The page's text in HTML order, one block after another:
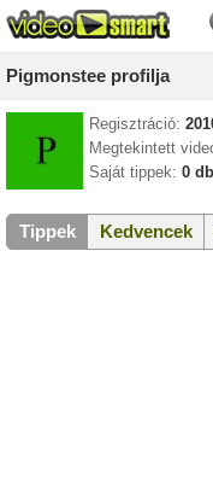
Pigmonstee profilja
Regisztráció:
Megtekintett
Saját tippek: 0 db
Tippek Kedvencek